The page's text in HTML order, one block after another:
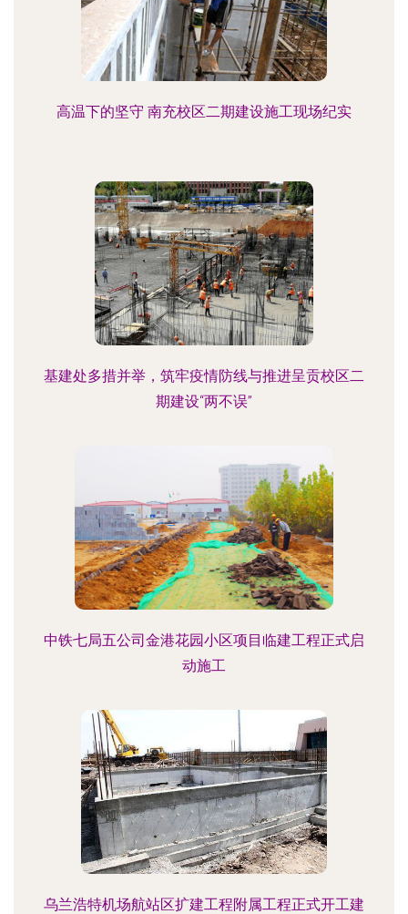
高温下的坚守 南充校区二期建设施工现场纪实
基建处多措并举，筑牢疫情防线与推进呈贡校区二
期建设“两不误”
中铁七局五公司金港花园小区项目临建工程正式启
动施工
乌兰浩特机场航站区扩建工程附属工程正式开工建